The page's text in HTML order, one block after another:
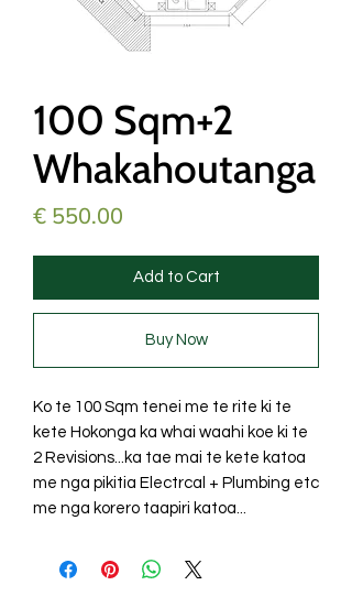
100 Sqm+2
Whakahoutanga
€ 550.00
Add to Cart
Buy Now
Ko te 100 Sqm tenei me te rite ki te
kete Hokonga ka whai waahi koe ki te
2 Revisions...ka tae mai te kete katoa
me nga pikitia Electrcal + Plumbing etc
me nga korero taapiri katoa...